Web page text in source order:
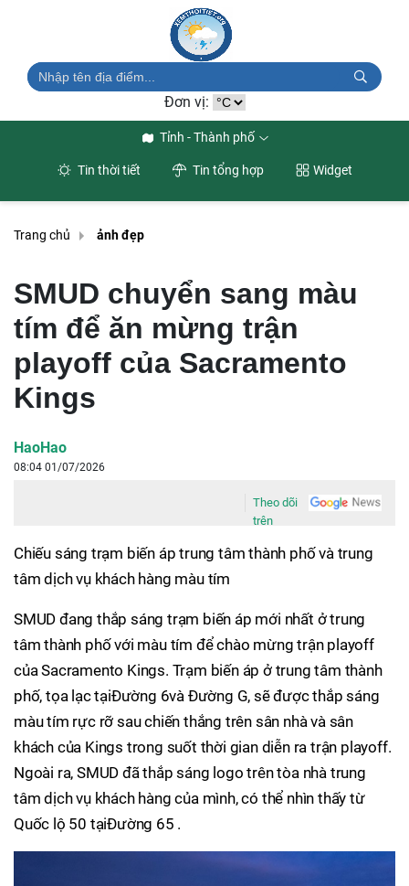
Đơn vị:
Tỉnh - Thành phố
Tin thời tiết Tin tổng hợp Widget
Trang chủ ảnh đẹp
SMUD chuyển sang màu
tím để ăn mừng trận
playoff của Sacramento
Kings
HaoHao
08:04 01/07/2026
Theo dõi
trên
Chiếu sáng trạm biến áp trung tâm thành phố và trung
tâm dịch vụ khách hàng màu tím
SMUD đang thắp sáng trạm biến áp mới nhất ở trung
tâm thành phố với màu tím để chào mừng trận playoff
của Sacramento Kings. Trạm biến áp ở trung tâm thành
phố, tọa lạc tạiĐường 6và Đường G, sẽ được thắp sáng
màu tím rực rỡ sau chiến thắng trên sân nhà và sân
khách của Kings trong suốt thời gian diễn ra trận playoff.
Ngoài ra, SMUD đã thắp sáng logo trên tòa nhà trung
tâm dịch vụ khách hàng của mình, có thể nhìn thấy từ
Quốc lộ 50 tạiĐường 65 .